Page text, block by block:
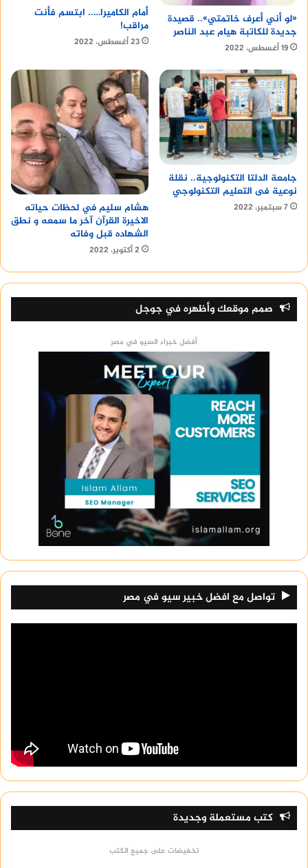
«لو أني أعرف خاتمتي».. قصيدة
جديدة للكاتبة هيام عبد الناصر
19 أغسطس، 2022
أمام الكاميرا….. ابتسم فأنت
مراقب!
23 أغسطس، 2022
جامعة الدلتا التكنولوجية.. نقلة
نوعية فى التعليم التكنولوجي
7 سبتمبر، 2022
هشام سليم في لحظات حياته
الاخيرة القرآن آخر ما سمعه و نطق
الشهاده قبل وفاته
2 أكتوبر، 2022
صمم موقعك وأظهره في جوجل
أفضل خبراء السيو في مصر
تواصل مع افضل خبير سيو في مصر
كتب مستعملة وجديدة
تخفيضات على جميع الكتب